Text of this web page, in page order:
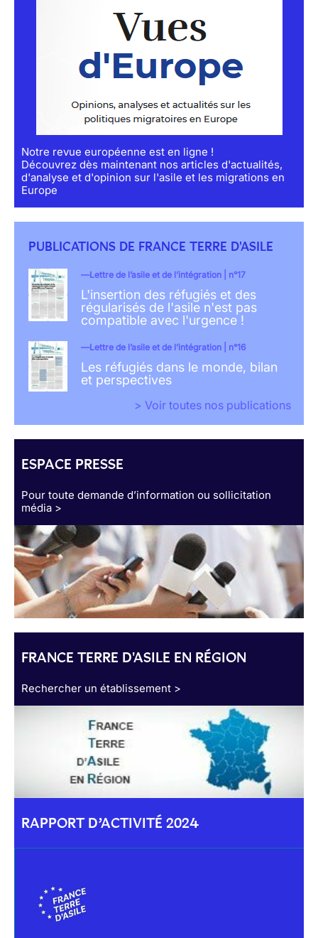
Notre revue européenne est en ligne !
Découvrez dès maintenant nos articles d'actualités,
d'analyse et d'opinion sur l'asile et les migrations en
Europe
PUBLICATIONS DE FRANCE TERRE D'ASILE
Lettre de l’asile et de l’intégration | n°17
L'insertion des réfugiés et des
régularisés de l'asile n'est pas
compatible avec l'urgence !
Lettre de l’asile et de l’intégration | n°16
Les réfugiés dans le monde, bilan
et perspectives
> Voir toutes nos publications
ESPACE PRESSE
Pour toute demande d’information ou sollicitation
média >
FRANCE TERRE D'ASILE EN RÉGION
Rechercher un établissement >
RAPPORT D’ACTIVITÉ 2024